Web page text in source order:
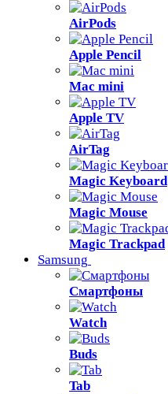
AirPods
Apple Pencil
Mac mini
Apple TV
AirTag
Magic Keyboard
Magic Mouse
Magic Trackpad
Samsung
Смартфоны
Watch
Buds
Tab